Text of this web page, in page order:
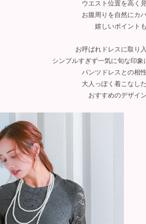
ウエスト位置を高く見
お腹周りを自然にカ
嬉しいポイントも
お呼ばれドレスに取り入
シンプルすぎず一気に旬な印象
パンツドレスとの相
大人っぽく着こなし
おすすめのデザイ